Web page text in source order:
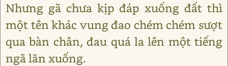
Nhưng gã chưa kịp đáp xuống đất thì
một tên khác vung đao chém chém sượt
qua bàn chân, đau quá la lên một tiếng
ngã lăn xuống.